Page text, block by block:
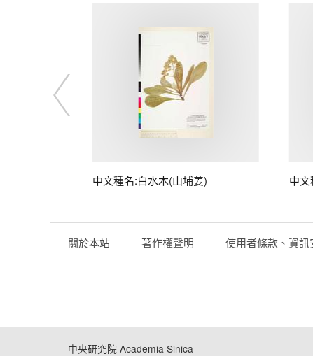
中文種名:白水木(山埔姜) 中
關於本站 著作權聲明 使用者條款、資
中央研究院 Academia Sinica